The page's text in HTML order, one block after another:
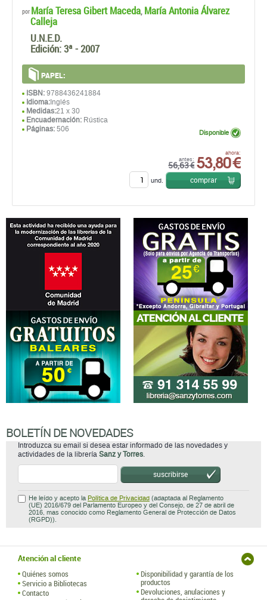
por María Teresa Gibert Maceda, María Antonia Álvarez
Calleja
U.N.E.D.
Edición:3ª - 2007
PAPEL:
ISBN: 9788436241884
Idioma: Inglés
Medidas:21 x 30
Encuadernación: Rústica
Páginas: 506
antes:
56,63 €
ahora:
53,80 €
Disponible
und. comprar
BOLETÍN DE NOVEDADES
Introduzca su email si desea estar informado de las novedades y
actividades de la librería Sanz y Torres.
suscribirse
He leído y acepto la Política de Privacidad (adaptada al Reglamento
(UE) 2016/679 del Parlamento Europeo y del Consejo, de 27 de abril de
2016, mas conocido como Reglamento General de Protección de Datos
(RGPD)).
Atención al cliente
Quiénes somos
Servicio a Bibliotecas
Contacto
Disponibilidad y garantía de los
productos
Devoluciones, anulaciones y